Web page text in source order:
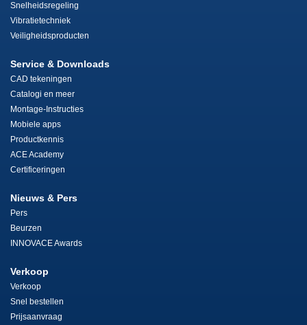
Snelheidsregeling
Vibratietechniek
Veiligheidsproducten
Service & Downloads
CAD tekeningen
Catalogi en meer
Montage-Instructies
Mobiele apps
Productkennis
ACE Academy
Certificeringen
Nieuws & Pers
Pers
Beurzen
INNOVACE Awards
Verkoop
Verkoop
Snel bestellen
Prijsaanvraag